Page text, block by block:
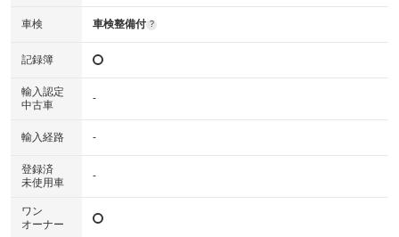
車検 車検整備付 ?
記録簿
輸入認定
中古車
-
輸入経路 -
登録済
未使用車
-
ワン
オーナー